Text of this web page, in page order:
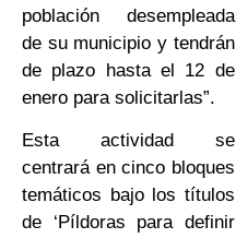
población desempleada
de su municipio y tendrán
de plazo hasta el 12 de
enero para solicitarlas”.
Esta actividad se
centrará en cinco bloques
temáticos bajo los títulos
de ‘Píldoras para definir